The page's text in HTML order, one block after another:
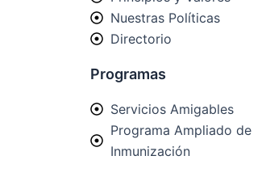
Nuestras Políticas
Directorio
Programas
Servicios Amigables
Programa Ampliado de
Inmunización